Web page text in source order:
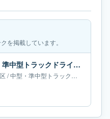
を掲載しています。
サンライン株式会社の中型・準中型トラックドライバー求人｜東京都足立区｜月給55万-65万円
/中型・準中型トラックドライバー